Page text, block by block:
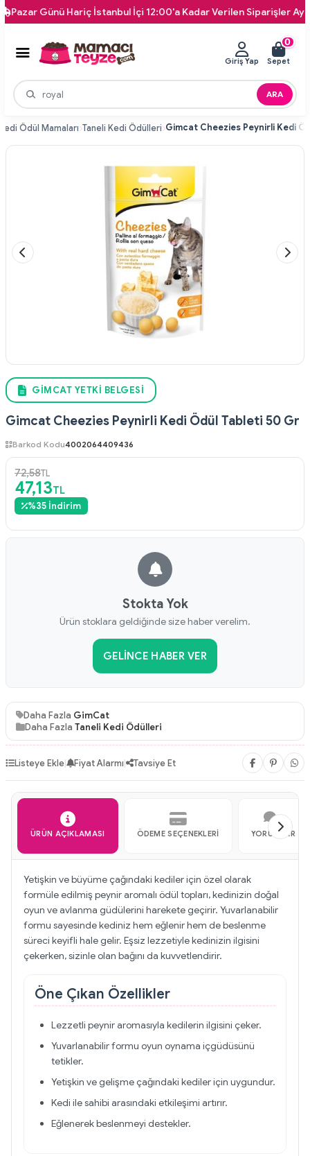
Günü Hariç İstanbul İçi 12:00'a Kadar Verilen Siparişler Aynı Gün
ARA
Giriş Yap
0
Sepet
Ödül Mamaları Taneli Kedi Ödülleri
GIMCAT YETKI BELGESI
Gimcat Cheezies Peynirli Kedi Ödül Tableti 50 Gr
Barkod Kodu4002064409436
72,58TL
47,13TL
%35 İndirim
Stokta Yok
Ürün stoklara geldiğinde size haber verelim.
GELINCE HABER VER
Daha Fazla GimCat
Daha Fazla Taneli Kedi Ödülleri
Listeye Ekle| Fiyat Alarmı| Tavsiye Et
ÜRÜN AÇIKLAMASI ÖDEME SEÇENEKLERI YORUMLAR
Yetişkin ve büyüme çağındaki kediler için özel olarak
formüle edilmiş peynir aromalı ödül topları, kedinizin doğal
oyun ve avlanma güdülerini harekete geçirir. Yuvarlanabilir
formu sayesinde kediniz hem eğlenir hem de beslenme
süreci keyifli hale gelir. Eşsiz lezzetiyle kedinizin ilgisini
çekerken, sizinle olan bağını da kuvvetlendirir.
Öne Çıkan Özellikler
Lezzetli peynir aromasıyla kedilerin ilgisini çeker.
Yuvarlanabilir formu oyun oynama içgüdüsünü
tetikler.
Yetişkin ve gelişme çağındaki kediler için uygundur.
Kedi ile sahibi arasındaki etkileşimi artırır.
Eğlenerek beslenmeyi destekler.